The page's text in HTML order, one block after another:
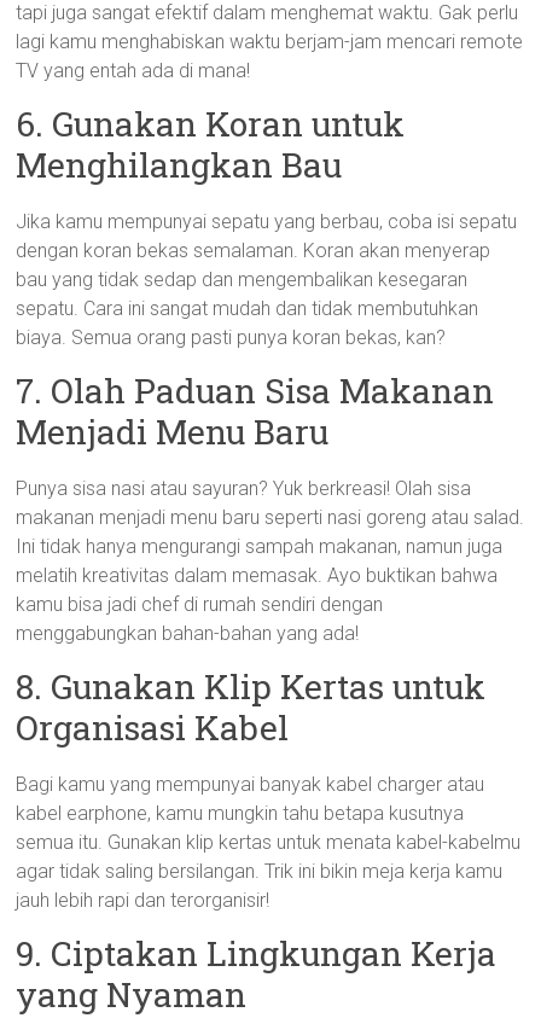
tapi juga sangat efektif dalam menghemat waktu. Gak perlu
lagi kamu menghabiskan waktu berjam-jam mencari remote
TV yang entah ada di mana!
6. Gunakan Koran untuk
Menghilangkan Bau
Jika kamu mempunyai sepatu yang berbau, coba isi sepatu
dengan koran bekas semalaman. Koran akan menyerap
bau yang tidak sedap dan mengembalikan kesegaran
sepatu. Cara ini sangat mudah dan tidak membutuhkan
biaya. Semua orang pasti punya koran bekas, kan?
7. Olah Paduan Sisa Makanan
Menjadi Menu Baru
Punya sisa nasi atau sayuran? Yuk berkreasi! Olah sisa
makanan menjadi menu baru seperti nasi goreng atau salad.
Ini tidak hanya mengurangi sampah makanan, namun juga
melatih kreativitas dalam memasak. Ayo buktikan bahwa
kamu bisa jadi chef di rumah sendiri dengan
menggabungkan bahan-bahan yang ada!
8. Gunakan Klip Kertas untuk
Organisasi Kabel
Bagi kamu yang mempunyai banyak kabel charger atau
kabel earphone, kamu mungkin tahu betapa kusutnya
semua itu. Gunakan klip kertas untuk menata kabel-kabelmu
agar tidak saling bersilangan. Trik ini bikin meja kerja kamu
jauh lebih rapi dan terorganisir!
9. Ciptakan Lingkungan Kerja
yang Nyaman